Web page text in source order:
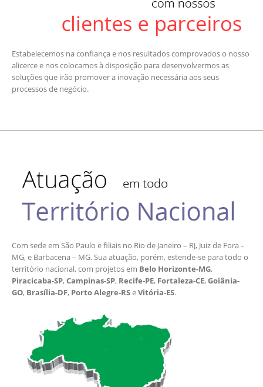
Estabelecemos na confiança e nos resultados comprovados o nosso
alicerce e nos colocamos à disposição para desenvolvermos as
soluções que irão promover a inovação necessária aos seus
processos de negócio.
Com sede em São Paulo e filiais no Rio de Janeiro – RJ, Juiz de Fora –
MG, e Barbacena – MG. Sua atuação, porém, estende-se para todo o
território nacional, com projetos em Belo Horizonte-MG,
Piracicaba-SP,Campinas-SP, Recife-PE, Fortaleza-CE,Goiânia-
GO, Brasília-DF, Porto Alegre-RSeVitória-ES.